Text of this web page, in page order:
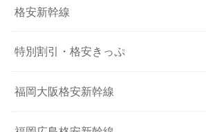
格安新幹線
特別割引・格安きっぷ
福岡大阪格安新幹線